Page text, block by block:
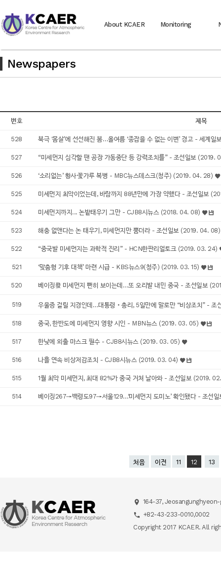
About KCAER Monitoring
Newspapers
번호 제목
528 북극 ‘몸살’에 선선해진 봄…올여름 ‘종잡을 수 없는 이변’ 경고 - 세계
527 “미세먼지 심각할 땐 공장 가동중단 등 강력조치를” - 조선일보 (2019.
526 ‘소리없는’ 황사·꽃가루 복병 - MBC뉴스데스크(청주) (2019. 04. 28)
525 미세먼지 최악이었는데, 바람까지 88년만에 가장 약했다 - 조선일보
524 미세먼지까지... 논밭태우기 그만 - CJB8시뉴스 (2018. 04. 08)
523 해충 없앤다는 논 태우기, 미세먼지만 뿜더라 - 조선일보 (2019. 04.
522 “중국발 미세먼지는 과학적 진리” - HCN한판리얼토크 (2019. 03. 24)
521 ‘맞춤형 기후 대책’ 마련 시급 - KBS뉴스9(청주) (2019. 03. 15)
520 베이징發 미세먼지 뻔히 보이는데…또 오리발 내민 중국 - 조선일보
519 우울증 걸릴 지경인데…대통령‧총리, 5일만에 말로만 “비상조치” -
518 중국, 한반도에 미세먼지 영향 시인 - MBN뉴스 (2019. 03. 05)
517 한낮에 외출 마스크 필수 - CJB8시뉴스 (2019. 03. 05)
516 나흘 연속 비상저감조치 - CJB8시뉴스 (2019. 03. 04)
515 1월 최악 미세먼지, 최대 82%가 중국 거쳐 날아와 - 조선일보 (2019.
514 베이징267→백령도97→서울129…‘미세먼지 도미노’ 확인됐다 - 조선
처음 이전 11 12 13
164-37,
+82-43-233-0010,0002
Copyright 2017 KCAER. All